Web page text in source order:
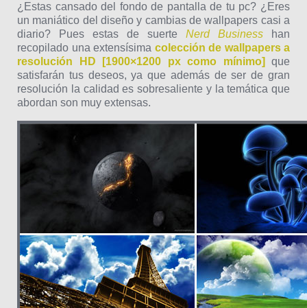
¿Estas cansado del fondo de pantalla de tu pc? ¿Eres
un maniático del diseño y cambias de wallpapers casi a
diario? Pues estas de suerte Nerd Business han
recopilado una extensísima colección de wallpapers a
resolución HD [1900×1200 px como mínimo] que
satisfarán tus deseos, ya que además de ser de gran
resolución la calidad es sobresaliente y la temática que
abordan son muy extensas.